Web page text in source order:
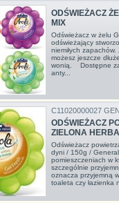
ODŚWIEŻACZ
MIX
Odświeżacz w żelu
odświeżający
niemiłych
możesz jeszcze
wonią. Dostępne
anty...
C11020000027
ODŚWIEŻACZ
ZIELONA
Odświeżacz
dyni / 150g /
pomieszczeniach w
szczególnie
oznacza przyjemną
toaleta czy łazienka